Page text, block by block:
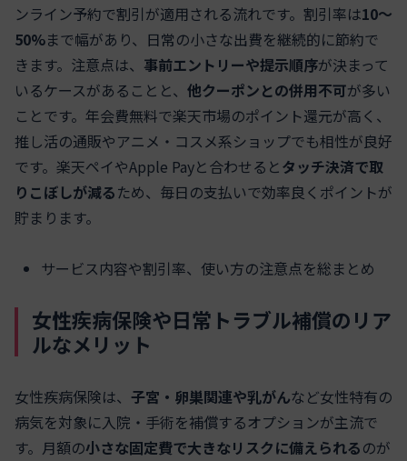
ンライン予約で割引が適用される流れです。割引率は10〜
50%まで幅があり、日常の小さな出費を継続的に節約で
きます。注意点は、 事前エントリーや提示順序が決まって
いるケースがあることと、 他クーポンとの併用不可が多い
ことです。年会費無料で楽天市場のポイント還元が高く、
推し活の通販やアニメ・コスメ系ショップでも相性が良好
です。楽天ペイやApple Payと合わせるとタッチ決済で取
りこぼしが減るため、毎日の支払いで効率良くポイントが
貯まります。
サービス内容や割引率、使い方の注意点を総まとめ
女性疾病保険や日常トラブル補償のリア
ルなメリット
女性疾病保険は、 子宮・卵巣関連や乳がんなど女性特有の
病気を対象に入院・手術を補償するオプションが主流で
す。月額の小さな固定費で大きなリスクに備えられるのが